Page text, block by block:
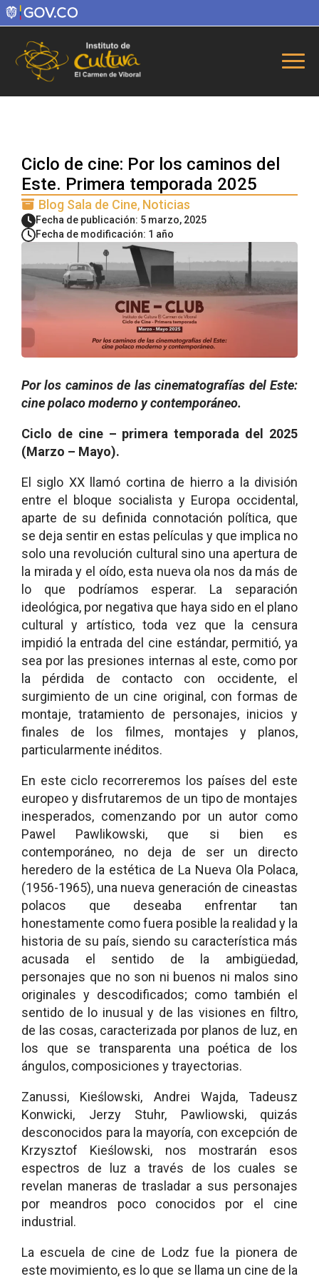
Ciclo de cine: Por los caminos del
Este. Primera temporada 2025
Blog Sala de Cine Noticias
Fecha de publicación: 5 marzo, 2025
Fecha de modificación: 1 año
Por los caminos de las cinematografías del Este:
cine polaco moderno y contemporáneo.
Ciclo de cine – primera temporada del 2025
(Marzo – Mayo).
El siglo XX llamó cortina de hierro a la división
entre el bloque socialista y Europa occidental,
aparte de su definida connotación política, que
se deja sentir en estas películas y que implica no
solo una revolución cultural sino una apertura de
la mirada y el oído, esta nueva ola nos da más de
lo que podríamos esperar. La separación
ideológica, por negativa que haya sido en el plano
cultural y artístico, toda vez que la censura
impidió la entrada del cine estándar, permitió, ya
sea por las presiones internas al este, como por
la pérdida de contacto con occidente, el
surgimiento de un cine original, con formas de
montaje, tratamiento de personajes, inicios y
finales de los filmes, montajes y planos,
particularmente inéditos.
En este ciclo recorreremos los países del este
europeo y disfrutaremos de un tipo de montajes
inesperados, comenzando por un autor como
Pawel Pawlikowski, que si bien es
contemporáneo, no deja de ser un directo
heredero de la estética de La Nueva Ola Polaca,
(1956-1965), una nueva generación de cineastas
polacos que deseaba enfrentar tan
honestamente como fuera posible la realidad y la
historia de su país, siendo su característica más
acusada el sentido de la ambigüedad,
personajes que no son ni buenos ni malos sino
originales y descodificados; como también el
sentido de lo inusual y de las visiones en filtro,
de las cosas, caracterizada por planos de luz, en
los que se transparenta una poética de los
ángulos, composiciones y trayectorias.
Zanussi, Kieślowski, Andrei Wajda, Tadeusz
Konwicki, Jerzy Stuhr, Pawliowski, quizás
desconocidos para la mayoría, con excepción de
Krzysztof Kieślowski, nos mostrarán esos
espectros de luz a través de los cuales se
revelan maneras de trasladar a sus personajes
por meandros poco conocidos por el cine
industrial.
La escuela de cine de Lodz fue la pionera de
este movimiento, es lo que se llama un cine de la